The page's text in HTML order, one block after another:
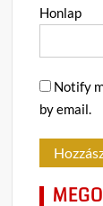
Honlap
Notify
by email.